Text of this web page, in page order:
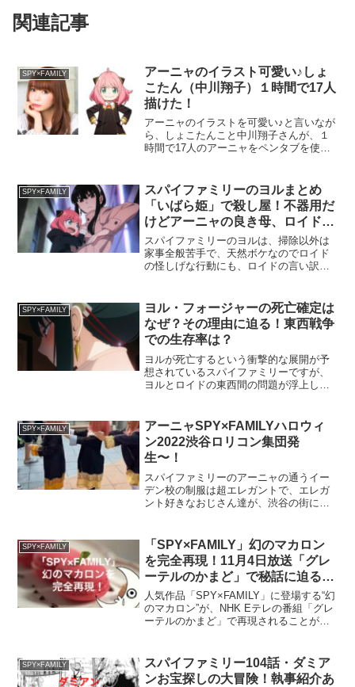
関連記事
SPY×FAMILY
アーニャのイラスト可愛い♪しょ
こたん（中川翔子）１時間で17人
描けた！
アーニャのイラストを可愛い♪と言いなが
ら、しょこたんこと中川翔子さんが、１
時間で17人のアーニャをペンタブを使っ
ターで、エスパーであるアーニャがかわ
いいから好き...
SPY×FAMILY
スパイファミリーのヨルまとめ
「いばら姫」で殺し屋！不器用だ
けどアーニャの良き母、ロイドの
良き妻
スパイファミリーのヨルは、掃除以外は
家事全般苦手で、天然ボケなのでロイド
の怪しげな行動にも、ロイドの言い訳で
できます。そんなヨルは表向きは市役所
職員で、裏の顔は殺し屋「...
SPY×FAMILY
ヨル・フォージャーの死亡確定は
なぜ？その理由に迫る！東西戦争
での生存率は？
ヨルが死亡するという衝撃的な展開が予
想されているスパイファミリーですが、
ヨルとロイドの東西間の問題が浮上して
のかを紐解いていこうと思います。フォ
ージャー家の今後はどうな...
SPY×FAMILY
アーニャSPY×FAMILYハロウィ
ン2022渋谷ロリコン集団発
生〜！
スパイファミリーのアーニャの通うイー
デン校の制服は超エレガントで、エレガ
ント好きなおじさん達が、渋谷の街に大
分名門イーデン校の制服もgoodエレガン
トで、試着したりして...
SPY×FAMILY
「SPY×FAMILY」幻のマカロン
を完全再現！11月4日放送「グレ
ーテルのかまど」で秘話に迫る！
楽天商品は？
人気作品「SPY×FAMILY」に登場する“幻
のマカロン”が、NHK Eテレの番組「グレ
ーテルのかまど」で再現されることが話
界観とストーリーにおける“幻のマカロ...
SPY×FAMILY
スパイファミリー104話・ダミア
ンお宝探しの大冒険！執事紹介あ